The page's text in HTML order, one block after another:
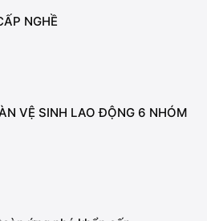
NGHỀ
VỆ SINH LAO ĐỘNG 6 NHÓM